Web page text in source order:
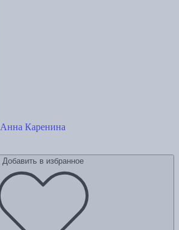
Анна Каренина
Добавить в избранное